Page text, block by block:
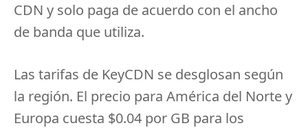
CDN y solo paga de acuerdo con el ancho
de banda que utiliza.
Las tarifas de KeyCDN se desglosan según
la región. El precio para América del Norte y
Europa cuesta $0.04 por GB para los